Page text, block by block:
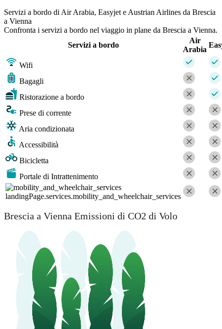
Servizi a bordo di Air Arabia, Easyjet e Austrian Airlines da Brescia
a Vienna
Confronta i servizi a bordo nel viaggio in plane da Brescia a Vienna.
Servizi a bordo
Air
Arabia
Wifi
Bagagli
Ristorazione a bordo
Prese di corrente
Aria condizionata
Accessibilità
Bicicletta
Portale di Intrattenimento
landingPage.services.mobility_and_wheelchair_services
Brescia a Vienna Emissioni di CO2 di Volo